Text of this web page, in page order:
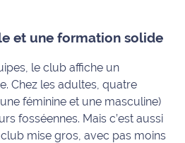
et une formation solide
le club affiche un
Chez les adultes, quatre
féminine et une masculine)
fosséennes. Mais c’est aussi
mise gros, avec pas moins